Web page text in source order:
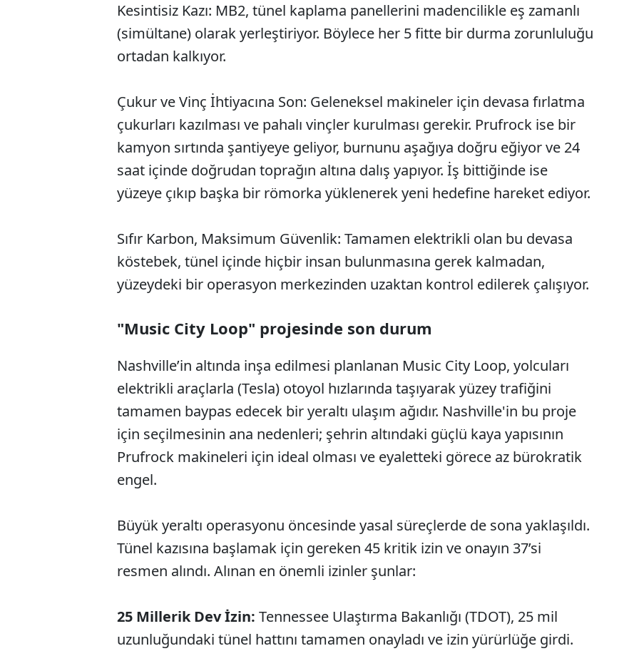
Kesintisiz Kazı: MB2, tünel kaplama panellerini madencilikle eş zamanlı
(simültane) olarak yerleştiriyor. Böylece her 5 fitte bir durma zorunluluğu
ortadan kalkıyor.
Çukur ve Vinç İhtiyacına Son: Geleneksel makineler için devasa fırlatma
çukurları kazılması ve pahalı vinçler kurulması gerekir. Prufrock ise bir
kamyon sırtında şantiyeye geliyor, burnunu aşağıya doğru eğiyor ve 24
saat içinde doğrudan toprağın altına dalış yapıyor. İş bittiğinde ise
yüzeye çıkıp başka bir römorka yüklenerek yeni hedefine hareket ediyor.
Sıfır Karbon, Maksimum Güvenlik: Tamamen elektrikli olan bu devasa
köstebek, tünel içinde hiçbir insan bulunmasına gerek kalmadan,
yüzeydeki bir operasyon merkezinden uzaktan kontrol edilerek çalışıyor.
"Music City Loop" projesinde son durum
Nashville’in altında inşa edilmesi planlanan Music City Loop, yolcuları
elektrikli araçlarla (Tesla) otoyol hızlarında taşıyarak yüzey trafiğini
tamamen baypas edecek bir yeraltı ulaşım ağıdır. Nashville'in bu proje
için seçilmesinin ana nedenleri; şehrin altındaki güçlü kaya yapısının
Prufrock makineleri için ideal olması ve eyaletteki görece az bürokratik
engel.
Büyük yeraltı operasyonu öncesinde yasal süreçlerde de sona yaklaşıldı.
Tünel kazısına başlamak için gereken 45 kritik izin ve onayın 37’si
resmen alındı. Alınan en önemli izinler şunlar:
25 Millerik Dev İzin: Tennessee Ulaştırma Bakanlığı (TDOT), 25 mil
uzunluğundaki tünel hattını tamamen onayladı ve izin yürürlüğe girdi.